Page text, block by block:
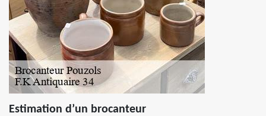
Estimation d’un brocanteur